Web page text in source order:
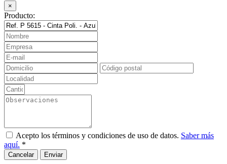
×
Producto:
Acepto los términos y condiciones de uso de datos. Saber más
aquí. *
Cancelar